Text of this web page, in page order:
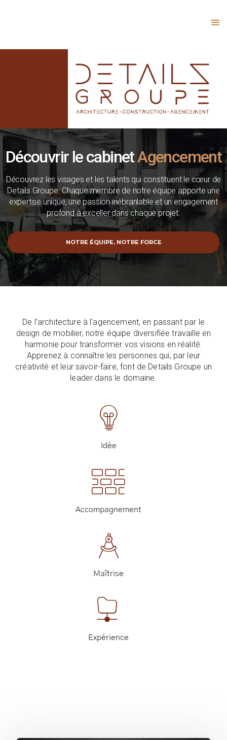
Découvrir le cabinet
Découvrez les visages et les talents qui constituent le cœur de
Details Groupe. Chaque membre de notre équipe apporte une
expertise unique, une passion inébranlable et un engagement
profond à exceller dans chaque projet.
NOTRE ÉQUIPE, NOTRE FORCE
De l'architecture à l'agencement, en passant par le
design de mobilier, notre équipe diversifiée travaille en
harmonie pour transformer vos visions en réalité.
Apprenez à connaître les personnes qui, par leur
créativité et leur savoir-faire, font de Details Groupe un
leader dans le domaine.
Idée
Accompagnement
Maîtrise
Expérience